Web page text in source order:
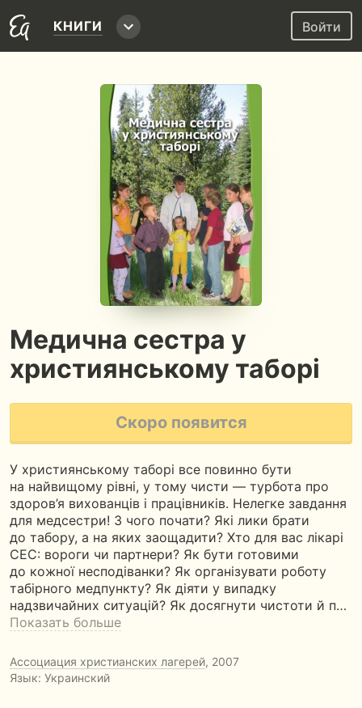
КНИГИ Войти
Медична сестра у
християнському таборі
Скоро появится
У християнському таборі все повинно бути
на найвищому рівні, у тому чисти — турбота про
здоров’я вихованців і працівників. Нелегке завдання
для медсестри! З чого почати? Які лики брати
до табору, а на яких заощадити? Хто для вас лікарі
СЕС: вороги чи партнери? Як бути готовими
до кожної несподіванки? Як організувати роботу
табірного медпункту? Як діяти у випадку
надзвичайних ситуацій? Як досягнути чистоти й п…
Показать больше
Ассоциация христианских лагерей, 2007
Язык: Украинский